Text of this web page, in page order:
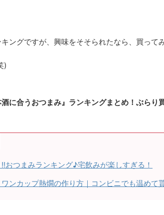
ングですが、興味をそそられたなら、買って
)
に合うおつまみ』ランキングまとめ！ぶらり
おつまみランキング♪宅飲みが楽しすぎる！
ンカップ熱燗の作り方｜コンビニでも温めて